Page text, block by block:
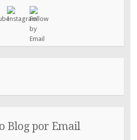
Blog por Email